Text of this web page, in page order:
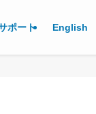
ポート English